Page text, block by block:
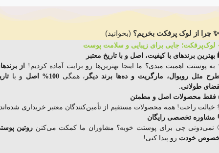
✨ چرا از لوک پرفکت بخریم؟ (بخوانید)
لوک‌پرفکت؛ جایی برای زیبایی و سلامت پوست
برندهای با کیفیت، اصل و با تاریخ معتبر
به پوستت اهمیت میدی؟ ما اینجا بهترین‌ها رو برایت آماده کردیم!
از
مثل رویوال، مارگریت و ده‌ها برند دیگر ، همگی 100% اصل و با
طولانی.
فقط محصولات اصل و مطمئن
خیالت راحت! همه محصولات مستقیم از تأمین‌کنندگان معتبر خریداری
مشاوره تخصصی رایگان
نمی‌دونی چی برای پوستت خوبه؟ مشاوران ما کمکت می‌کنن روتین
خودت رو پیدا کنی!